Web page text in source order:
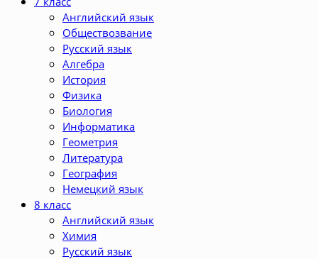
Английский язык
Обществозвание
Русский язык
Алгебра
История
Физика
Биология
Информатика
Геометрия
Литература
География
Немецкий язык
8 класс
Английский язык
Химия
Русский язык